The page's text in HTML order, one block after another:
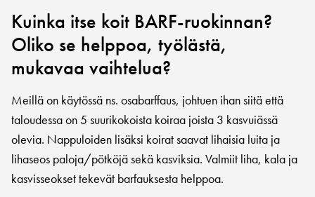
Kuinka itse koit BARF-ruokinnan?
Oliko se helppoa, työlästä,
mukavaa vaihtelua?
Meillä on käytössä ns. osabarffaus, johtuen ihan siitä että
taloudessa on 5 suurikokoista koiraa joista 3 kasvuiässä
olevia. Nappuloiden lisäksi koirat saavat lihaisia luita ja
lihaseos paloja/pötköjä sekä kasviksia. Valmiit liha, kala ja
kasvisseokset tekevät barfauksesta helppoa.